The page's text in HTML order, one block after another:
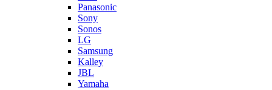
Panasonic
Sony
Sonos
LG
Samsung
Kalley
JBL
Yamaha